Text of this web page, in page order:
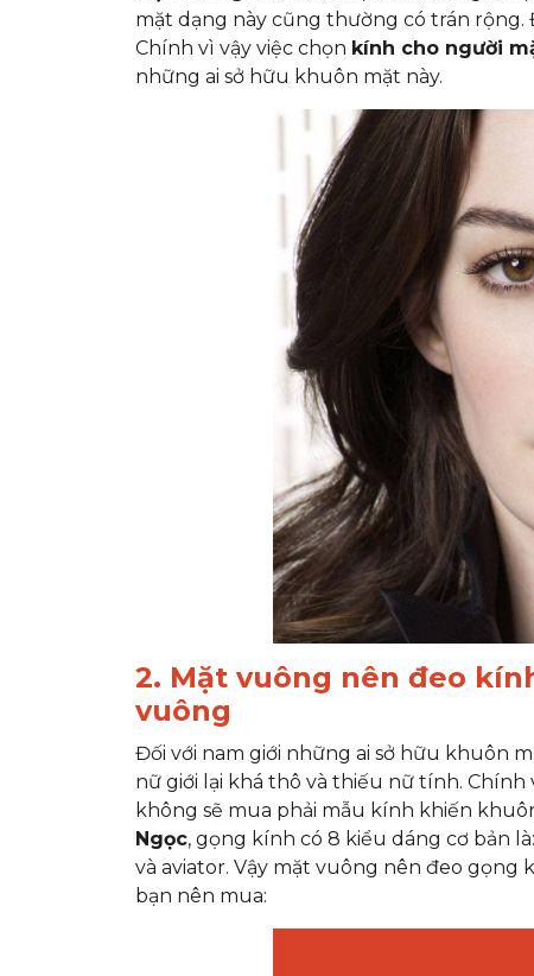
mặt dạng này cũng thường có trán
Chính vì vậy việc chọn kính cho người
những ai sở hữu khuôn mặt này.
2. Mặt vuông nên đeo
vuông
Đối với nam giới những ai sở hữu khuôn
nữ giới lại khá thô và thiếu nữ tính.
không sẽ mua phải mẫu kính khiến
Ngọc, gọng kính có 8 kiểu dáng cơ bản
và aviator. Vậy mặt vuông nên đeo
bạn nên mua: